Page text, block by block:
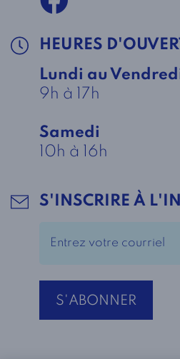
HEURES
Lundi au
9h à 17h
Samedi
10h à 16h
S'INSCRIRE À